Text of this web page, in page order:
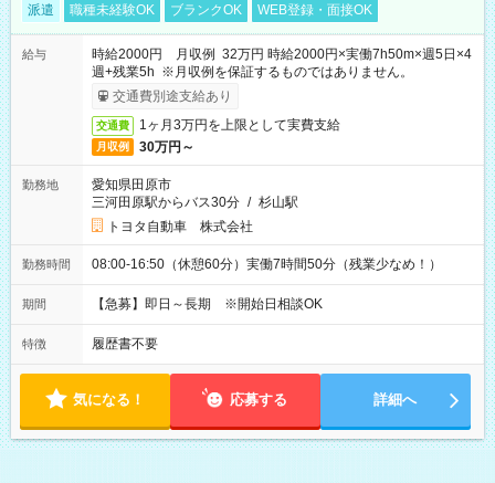
派遣 職種未経験OK ブランクOK WEB登録・面接OK
給与
時給2000円 月収例 32万円 時給2000円×実働7h50m×週5日×4
週+残業5h ※月収例を保証するものではありません。
交通費別途支給あり
交通費 1ヶ月3万円を上限として実費支給
月収例 30万円～
勤務地
愛知県田原市
三河田原駅からバス30分 / 杉山駅
トヨタ自動車 株式会社
勤務時間 08:00-16:50（休憩60分）実働7時間50分（残業少なめ！）
期間 【急募】即日～長期 ※開始日相談OK
特徴 履歴書不要
気になる！ 応募する 詳細へ